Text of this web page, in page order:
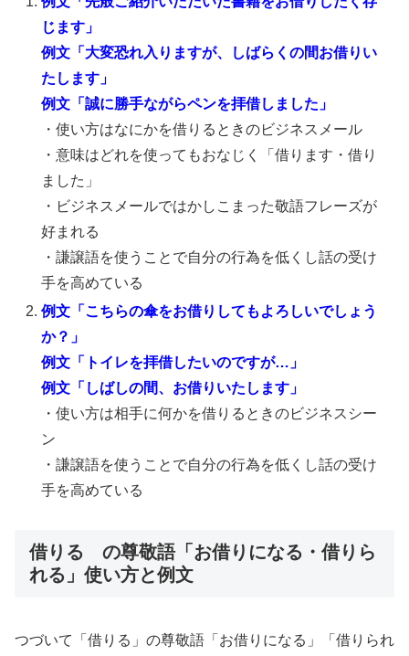
じます」
例文「大変恐れ入りますが、しばらくの間お借りい
たします」
例文「誠に勝手ながらペンを拝借しました」
・使い方はなにかを借りるときのビジネスメール
・意味はどれを使ってもおなじく「借ります・借り
ました」
・ビジネスメールではかしこまった敬語フレーズが
好まれる
・謙譲語を使うことで自分の行為を低くし話の受け
手を高めている
例文「こちらの傘をお借りしてもよろしいでしょう
か？」
例文「トイレを拝借したいのですが…」
例文「しばしの間、お借りいたします」
・使い方は相手に何かを借りるときのビジネスシー
ン
・謙譲語を使うことで自分の行為を低くし話の受け
手を高めている
借りる の尊敬語「お借りになる・借りら
れる」使い方と例文
つづいて「借りる」の尊敬語「お借りになる」「借りられ